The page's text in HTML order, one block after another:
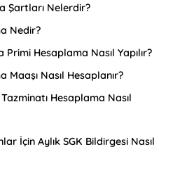
Şartları Nelerdir?
Nedir?
Hesaplama Nasıl Yapılır?
Maaşı Nasıl Hesaplanır?
Hesaplama Nasıl
İçin Aylık SGK Bildirgesi Nasıl